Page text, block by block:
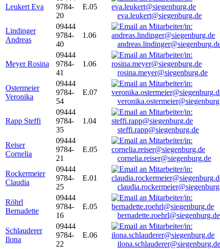
Leukert Eva
9784-
20
E.05
eva.leukert@siegenburg.de
Lindinger
Andreas
09444
9784-
40
1.06
Meyer Rosina
09444
9784-
41
1.06
rosina.meyer@siegenburg.de
Ostermeier
Veronika
09444
9784-
54
E.07
Rapp Steffi
09444
9784-
35
1.04
steffi.rapp@siegenburg.de
Reiser
Cornelia
09444
9784-
21
E.05
cornelia.reiser@siegenburg.de
Rockermeier
Claudia
09444
9784-
25
E.01
Röhrl
Bernadette
09444
9784-
16
E.05
bernadette.roehrl@siegenburg.de
Schlauderer
Ilona
09444
9784-
22
E.06
ilona.schlauderer@siegenburg.de